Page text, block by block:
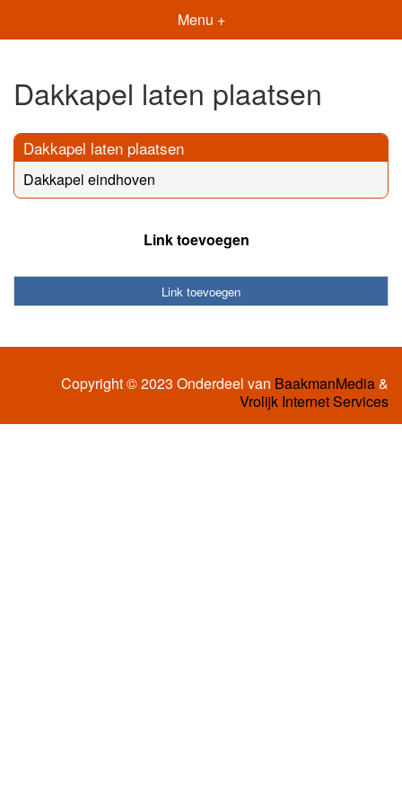
Menu +
Dakkapel laten plaatsen
Dakkapel laten plaatsen
Dakkapel eindhoven
Link toevoegen
Link toevoegen
Copyright © 2023 Onderdeel van BaakmanMedia&
Vrolijk Internet Services